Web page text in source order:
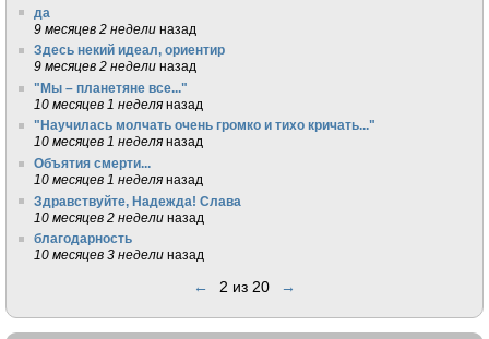
да
9 месяцев 2 недели назад
Здесь некий идеал, ориентир
9 месяцев 2 недели назад
"Мы – планетяне все..."
10 месяцев 1 неделя назад
"Научилась молчать очень громко и тихо кричать..."
10 месяцев 1 неделя назад
Объятия смерти...
10 месяцев 1 неделя назад
Здравствуйте, Надежда! Слава
10 месяцев 2 недели назад
благодарность
10 месяцев 3 недели назад
← 2 из 20 →